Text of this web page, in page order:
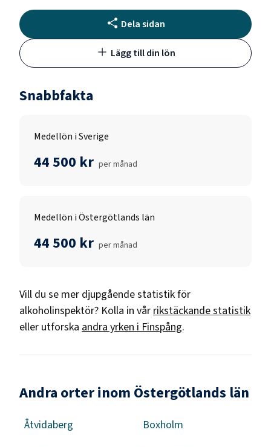
Dela sidan
Lägg till din lön
Snabbfakta
Medellön i Sverige
44 500 kr per månad
Medellön i Östergötlands län
44 500 kr per månad
Vill du se mer djupgående statistik för
alkoholinspektör? Kolla in vår rikstäckande statistik
eller utforska andra yrken i Finspång.
Andra orter inom Östergötlands län
Åtvidaberg Boxholm